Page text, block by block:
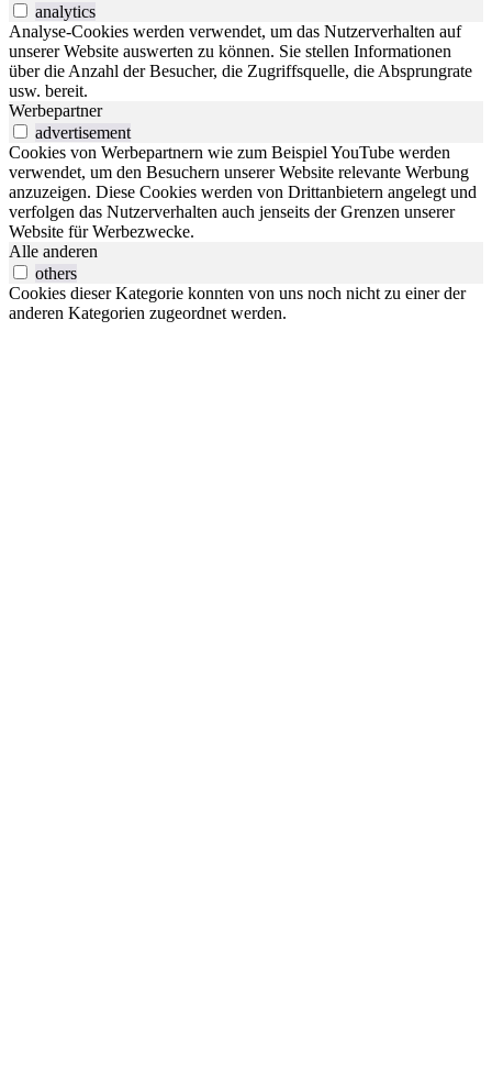
analytics
Analyse-Cookies werden verwendet, um das Nutzerverhalten auf
unserer Website auswerten zu können. Sie stellen Informationen
über die Anzahl der Besucher, die Zugriffsquelle, die Absprungrate
usw. bereit.
Werbepartner
advertisement
Cookies von Werbepartnern wie zum Beispiel YouTube werden
verwendet, um den Besuchern unserer Website relevante Werbung
anzuzeigen. Diese Cookies werden von Drittanbietern angelegt und
verfolgen das Nutzerverhalten auch jenseits der Grenzen unserer
Website für Werbezwecke.
Alle anderen
others
Cookies dieser Kategorie konnten von uns noch nicht zu einer der
anderen Kategorien zugeordnet werden.